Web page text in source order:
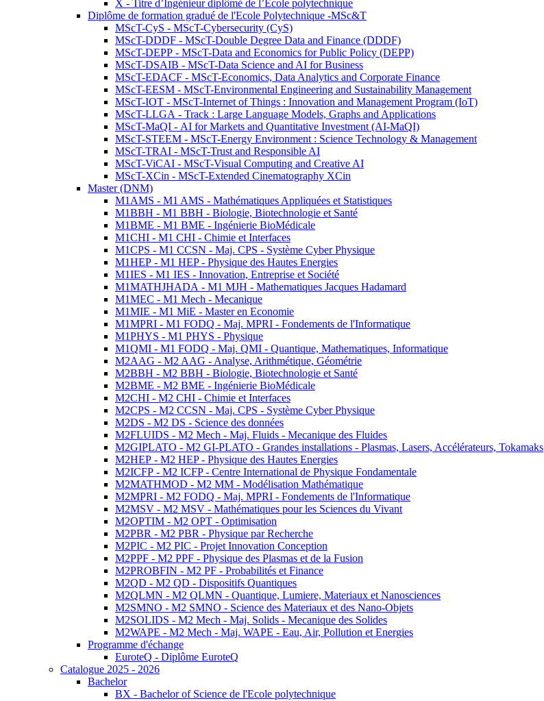
X - Titre d’Ingénieur diplômé de l’École polytechnique
Diplôme de formation gradué de l'Ecole Polytechnique -MSc&T
MScT-CyS - MScT-Cybersecurity (CyS)
MScT-DDDF - MScT-Double Degree Data and Finance (DDDF)
MScT-DEPP - MScT-Data and Economics for Public Policy (DEPP)
MScT-DSAIB - MScT-Data Science and AI for Business
MScT-EDACF - MScT-Economics, Data Analytics and Corporate Finance
MScT-EESM - MScT-Environmental Engineering and Sustainability Management
MScT-IOT - MScT-Internet of Things : Innovation and Management Program (IoT)
MScT-LLGA - Track : Large Language Models, Graphs and Applications
MScT-MaQI - AI for Markets and Quantitative Investment (AI-MaQI)
MScT-STEEM - MScT-Energy Environment : Science Technology & Management
MScT-TRAI - MScT-Trust and Responsible AI
MScT-ViCAI - MScT-Visual Computing and Creative AI
MScT-XCin - MScT-Extended Cinematography XCin
Master (DNM)
M1AMS - M1 AMS - Mathématiques Appliquées et Statistiques
M1BBH - M1 BBH - Biologie, Biotechnologie et Santé
M1BME - M1 BME - Ingénierie BioMédicale
M1CHI - M1 CHI - Chimie et Interfaces
M1CPS - M1 CCSN - Maj. CPS - Système Cyber Physique
M1HEP - M1 HEP - Physique des Hautes Energies
M1IES - M1 IES - Innovation, Entreprise et Société
M1MATHJHADA - M1 MJH - Mathematiques Jacques Hadamard
M1MEC - M1 Mech - Mecanique
M1MIE - M1 MiE - Master en Economie
M1MPRI - M1 FODQ - Maj. MPRI - Fondements de l'Informatique
M1PHYS - M1 PHYS - Physique
M1QMI - M1 FODQ - Maj. QMI - Quantique, Mathematiques, Informatique
M2AAG - M2 AAG - Analyse, Arithmétique, Géométrie
M2BBH - M2 BBH - Biologie, Biotechnologie et Santé
M2BME - M2 BME - Ingénierie BioMédicale
M2CHI - M2 CHI - Chimie et Interfaces
M2CPS - M2 CCSN - Maj. CPS - Système Cyber Physique
M2DS - M2 DS - Science des données
M2FLUIDS - M2 Mech - Maj. Fluids - Mecanique des Fluides
M2GIPLATO - M2 GI-PLATO - Grandes installations - Plasmas, Lasers, Accélérateurs, Tokamaks
M2HEP - M2 HEP - Physique des Hautes Energies
M2ICFP - M2 ICFP - Centre International de Physique Fondamentale
M2MATHMOD - M2 MM - Modélisation Mathématique
M2MPRI - M2 FODQ - Maj. MPRI - Fondements de l'Informatique
M2MSV - M2 MSV - Mathématiques pour les Sciences du Vivant
M2OPTIM - M2 OPT - Optimisation
M2PBR - M2 PBR - Physique par Recherche
M2PIC - M2 PIC - Projet Innovation Conception
M2PPF - M2 PPF - Physique des Plasmas et de la Fusion
M2PROBFIN - M2 PF - Probabilités et Finance
M2QD - M2 QD - Dispositifs Quantiques
M2QLMN - M2 QLMN - Quantique, Lumiere, Materiaux et Nanosciences
M2SMNO - M2 SMNO - Science des Materiaux et des Nano-Objets
M2SOLIDS - M2 Mech - Maj. Solids - Mecanique des Solides
M2WAPE - M2 Mech - Maj. WAPE - Eau, Air, Pollution et Energies
Programme d'échange
EuroteQ - Diplôme EuroteQ
Catalogue 2025 - 2026
Bachelor
BX - Bachelor of Science de l'Ecole polytechnique